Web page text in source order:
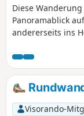
Diese
Panoramablick
andererseits ins
Denken Sie
Visorando-